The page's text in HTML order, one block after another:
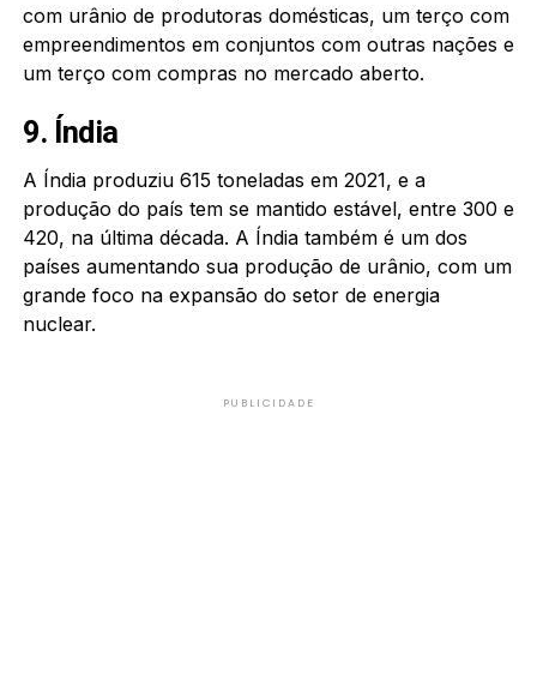
com urânio de produtoras domésticas, um terço com
empreendimentos em conjuntos com outras nações e
um terço com compras no mercado aberto.
9. Índia
A Índia produziu 615 toneladas em 2021, e a
produção do país tem se mantido estável, entre 300 e
420, na última década. A Índia também é um dos
países aumentando sua produção de urânio, com um
grande foco na expansão do setor de energia
nuclear.
PUBLICIDADE